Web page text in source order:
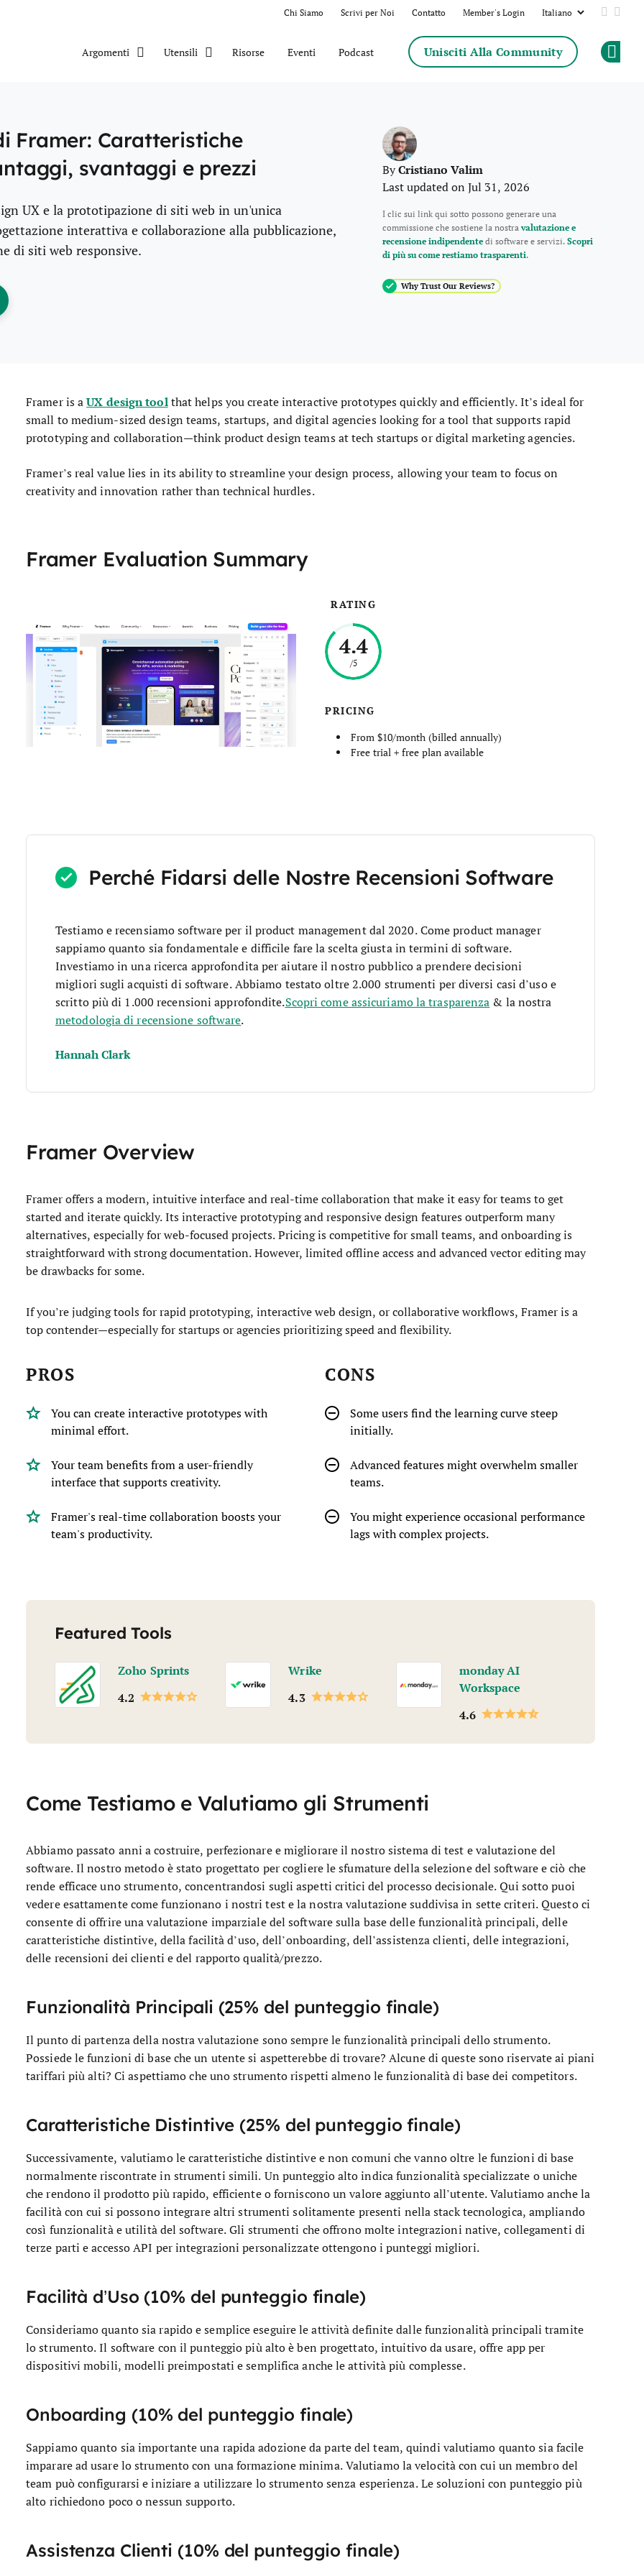
Chi Siamo Scrivi per Noi Contatto Member's Login Add us
Argomenti Utensili Risorse Eventi Podcast Unisciti Alla Community
Framer: Caratteristiche
svantaggi e prezzi
UX e la prototipazione di siti web in un'unica
interattiva e collaborazione alla pubblicazione,
di siti web responsive.
New Window
ByCristiano Valim
Last updated on Jul 31, 2026
I clic sui link qui sotto possono generare una
commissione che sostiene la nostravalutazione e
recensione indipendentedi software e servizi.Scopri
di più su come restiamo trasparenti.
Why Trust Our Reviews?
Framer is aUX design toolthat helps you create interactive prototypes quickly and efficiently. It’s ideal for
small to medium-sized design teams, startups, and digital agencies looking for a tool that supports rapid
prototyping and collaboration—think product design teams at tech startups or digital marketing agencies.
Framer’s real value lies in its ability to streamline your design process, allowing your team to focus on
creativity and innovation rather than technical hurdles.
Framer Evaluation Summary
RATING
4.4
/5
PRICING
From $10/month (billed annually)
Free trial + free plan available
Perché Fidarsi delle Nostre Recensioni Software
Testiamo e recensiamo software per il product management dal 2020. Come product manager
sappiamo quanto sia fondamentale e difficile fare la scelta giusta in termini di software.
Investiamo in una ricerca approfondita per aiutare il nostro pubblico a prendere decisioni
migliori sugli acquisti di software. Abbiamo testato oltre 2.000 strumenti per diversi casi d’uso e
scritto più di 1.000 recensioni approfondite.Scopri come assicuriamo la trasparenza & la nostra
metodologia di recensione software.
Hannah Clark
Framer Overview
Framer offers a modern, intuitive interface and real-time collaboration that make it easy for teams to get
started and iterate quickly. Its interactive prototyping and responsive design features outperform many
alternatives, especially for web-focused projects. Pricing is competitive for small teams, and onboarding is
straightforward with strong documentation. However, limited offline access and advanced vector editing may
be drawbacks for some.
If you’re judging tools for rapid prototyping, interactive web design, or collaborative workflows, Framer is a
top contender—especially for startups or agencies prioritizing speed and flexibility.
PROS
You can create interactive prototypes with
minimal effort.
Your team benefits from a user-friendly
interface that supports creativity.
Framer's real-time collaboration boosts your
team's productivity.
CONS
Some users find the learning curve steep
initially.
Advanced features might overwhelm smaller
teams.
You might experience occasional performance
lags with complex projects.
Featured Tools
Zoho Sprints
4.2
Wrike
4.3
monday AI
Workspace
4.6
Come Testiamo e Valutiamo gli Strumenti
Abbiamo passato anni a costruire, perfezionare e migliorare il nostro sistema di test e valutazione del
software. Il nostro metodo è stato progettato per cogliere le sfumature della selezione del software e ciò che
rende efficace uno strumento, concentrandosi sugli aspetti critici del processo decisionale. Qui sotto puoi
vedere esattamente come funzionano i nostri test e la nostra valutazione suddivisa in sette criteri. Questo ci
consente di offrire una valutazione imparziale del software sulla base delle funzionalità principali, delle
caratteristiche distintive, della facilità d’uso, dell’onboarding, dell’assistenza clienti, delle integrazioni,
delle recensioni dei clienti e del rapporto qualità/prezzo.
Funzionalità Principali (25% del punteggio finale)
Il punto di partenza della nostra valutazione sono sempre le funzionalità principali dello strumento.
Possiede le funzioni di base che un utente si aspetterebbe di trovare? Alcune di queste sono riservate ai piani
tariffari più alti? Ci aspettiamo che uno strumento rispetti almeno le funzionalità di base dei competitors.
Caratteristiche Distintive (25% del punteggio finale)
Successivamente, valutiamo le caratteristiche distintive e non comuni che vanno oltre le funzioni di base
normalmente riscontrate in strumenti simili. Un punteggio alto indica funzionalità specializzate o uniche
che rendono il prodotto più rapido, efficiente o forniscono un valore aggiunto all’utente.Valutiamo anche la
facilità con cui si possono integrare altri strumenti solitamente presenti nella stack tecnologica, ampliando
così funzionalità e utilità del software. Gli strumenti che offrono molte integrazioni native, collegamenti di
terze parti e accesso API per integrazioni personalizzate ottengono i punteggi migliori.
Facilità d’Uso (10% del punteggio finale)
Consideriamo quanto sia rapido e semplice eseguire le attività definite dalle funzionalità principali tramite
lo strumento. Il software con il punteggio più alto è ben progettato, intuitivo da usare, offre app per
dispositivi mobili, modelli preimpostati e semplifica anche le attività più complesse.
Onboarding (10% del punteggio finale)
Sappiamo quanto sia importante una rapida adozione da parte del team, quindi valutiamo quanto sia facile
imparare ad usare lo strumento con una formazione minima. Valutiamo la velocità con cui un membro del
team può configurarsi e iniziare a utilizzare lo strumento senza esperienza. Le soluzioni con punteggio più
alto richiedono poco o nessun supporto.
Assistenza Clienti (10% del punteggio finale)